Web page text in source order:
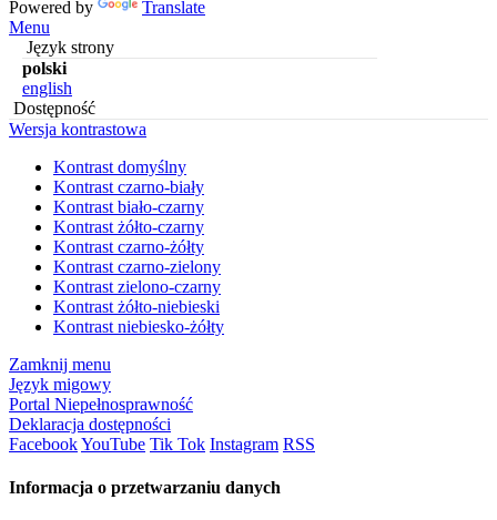
Powered by
Translate
Menu
Język strony
polski
english
Dostępność
Wersja kontrastowa
Kontrast domyślny
Kontrast czarno-biały
Kontrast biało-czarny
Kontrast żółto-czarny
Kontrast czarno-żółty
Kontrast czarno-zielony
Kontrast zielono-czarny
Kontrast żółto-niebieski
Kontrast niebiesko-żółty
Zamknij menu
Język migowy
Portal Niepełnosprawność
Deklaracja dostępności
FacebookYouTube Tik Tok Instagram RSS
Informacja o przetwarzaniu danych